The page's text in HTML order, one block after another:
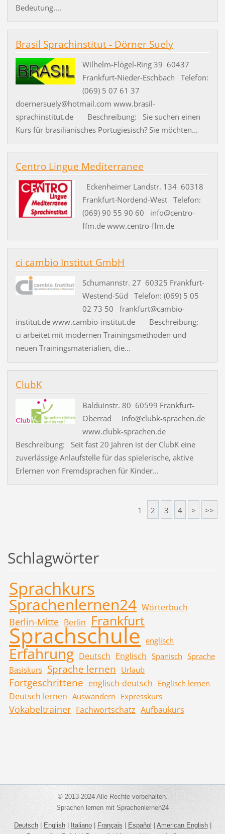
Bedeutung....
Brasil Sprachinstitut - Dörner Suely
Wilhelm-Flögel-Ring 39 60437
Frankfurt-Nieder-Eschbach Telefon:
(069) 5 07 61 37
doernersuely@hotmail.com www.brasil-
sprachinstitut.de Beschreibung: Sie suchen einen
Kurs für brasilianisches Portugiesisch? Sie möchten...
Centro Lingue Mediterranee
Eckenheimer Landstr. 134 60318
Frankfurt-Nordend-West Telefon:
(069) 90 55 90 60 info@centro-
ffm.de www.centro-ffm.de
ci cambio Institut GmbH
Schumannstr. 27 60325 Frankfurt-
Westend-Süd Telefon: (069) 5 05
02 73 50 frankfurt@cambio-
institut.de www.cambio-institut.de Beschreibung:
ci arbeitet mit modernen Trainingsmethoden und
neuen Trainingsmaterialien, die...
ClubK
Balduinstr. 80 60599 Frankfurt-
Oberrad info@clubk-sprachen.de
www.clubk-sprachen.de
Beschreibung: Seit fast 20 Jahren ist der ClubK eine
zuverlässige Anlaufstelle für das spielerische, aktive
Erlernen von Fremdsprachen für Kinder...
1 2 3 4 > >>
Schlagwörter
Sprachkurs
Sprachenlernen24 Wörterbuch
Berlin-Mitte Berlin Frankfurt
Sprachschule englisch
Erfahrung Deutsch Englisch Spanisch Sprache
Basiskurs Sprache lernen Urlaub
Fortgeschrittene englisch-deutsch Englisch lernen
Deutsch lernen Auswandern Expresskurs
Vokabeltrainer Fachwortschatz Aufbaukurs
© 2013-2024 Alle Rechte vorbehalten.
Sprachen lernen mit Sprachenlernen24
Deutsch|English|Italiano|Français|Español|American English|